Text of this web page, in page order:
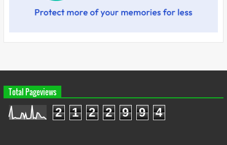
Total Pageviews
2 1 2 2 9 9 4